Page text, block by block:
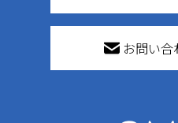
お問い合